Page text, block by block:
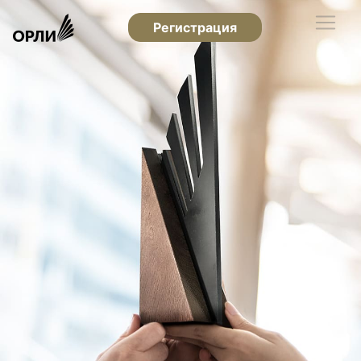
Регистрация